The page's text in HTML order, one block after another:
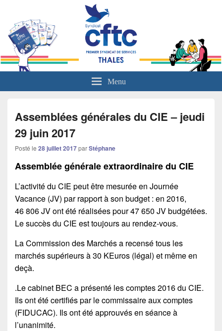
L'actualité sociale du groupe Thales
Menu
Assemblées générales du CIE – jeudi
29 juin 2017
Posté le 28 juillet 2017parStéphane
Assemblée générale extraordinaire du CIE
L’activité du CIE peut être mesurée en Journée
Vacance (JV) par rapport à son budget : en 2016,
46 806 JV ont été réalisées pour 47 650 JV budgétées.
Le succès du CIE est toujours au rendez-vous.
La Commission des Marchés a recensé tous les
marchés supérieurs à 30 KEuros (légal) et même en
deçà.
.Le cabinet BEC a présenté les comptes 2016 du CIE.
Ils ont été certifiés par le commissaire aux comptes
(FIDUCAC). Ils ont été approuvés en séance à
l’unanimité.